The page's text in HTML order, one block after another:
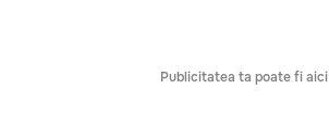
Publicitatea ta poate fi aici